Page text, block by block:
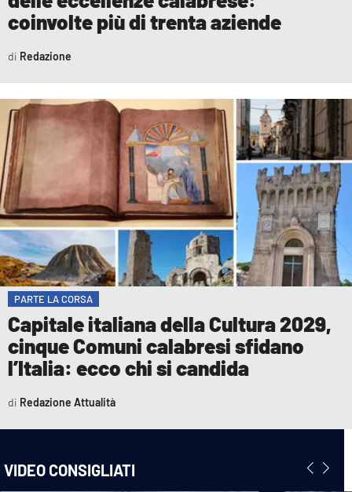
coinvolte più di trenta aziende
Redazione
PARTE LA CORSA
Capitale italiana della Cultura 2029,
cinque Comuni calabresi sfidano
l’Italia: ecco chi si candida
Redazione Attualità
VIDEO CONSIGLIATI